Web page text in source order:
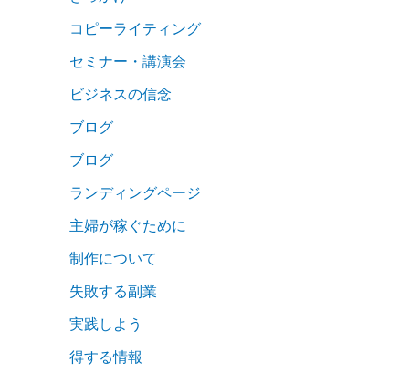
コピーライティング
セミナー・講演会
ビジネスの信念
ブログ
ブログ
ランディングページ
主婦が稼ぐために
制作について
失敗する副業
実践しよう
得する情報